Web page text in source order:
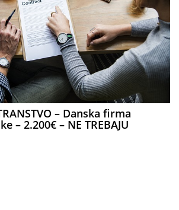
– Danska firma
– 2.200€ – NE TREBAJU